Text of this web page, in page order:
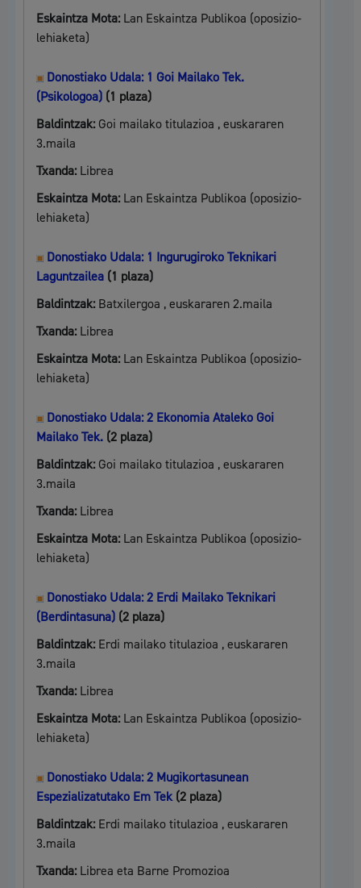
Eskaintza Mota: Lan Eskaintza Publikoa (oposizio-
lehiaketa)
Donostiako Udala: 1 Goi Mailako Tek.
(Psikologoa)(1 plaza)
Baldintzak: Goi mailako titulazioa , euskararen
3.maila
Txanda: Librea
Eskaintza Mota: Lan Eskaintza Publikoa (oposizio-
lehiaketa)
Donostiako Udala: 1 Ingurugiroko Teknikari
Laguntzailea(1 plaza)
Baldintzak: Batxilergoa , euskararen 2.maila
Txanda: Librea
Eskaintza Mota: Lan Eskaintza Publikoa (oposizio-
lehiaketa)
Donostiako Udala: 2 Ekonomia Ataleko Goi
Mailako Tek.(2 plaza)
Baldintzak: Goi mailako titulazioa , euskararen
3.maila
Txanda: Librea
Eskaintza Mota: Lan Eskaintza Publikoa (oposizio-
lehiaketa)
Donostiako Udala: 2 Erdi Mailako Teknikari
(Berdintasuna)(2 plaza)
Baldintzak: Erdi mailako titulazioa , euskararen
3.maila
Txanda: Librea
Eskaintza Mota: Lan Eskaintza Publikoa (oposizio-
lehiaketa)
Donostiako Udala: 2 Mugikortasunean
Espezializatutako Em Tek(2 plaza)
Baldintzak: Erdi mailako titulazioa , euskararen
3.maila
Txanda: Librea eta Barne Promozioa